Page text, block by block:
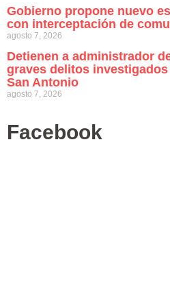
Gobierno propone nuevo
con interceptación de
agosto 7, 2026
Detienen a administrador
graves delitos
San Antonio
agosto 7, 2026
Facebook